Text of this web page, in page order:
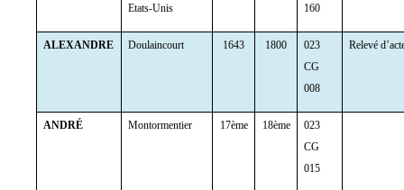
Etats-Unis
160
ALEXANDRE Doulaincourt 1643 1800
023
CG
008
Relevé
ANDRÉ Montormentier 17ème 18ème
023
CG
015